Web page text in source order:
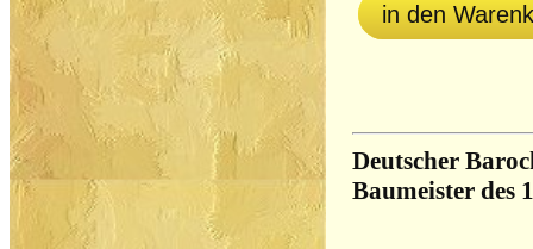
in den
Deutscher
Baumeister des